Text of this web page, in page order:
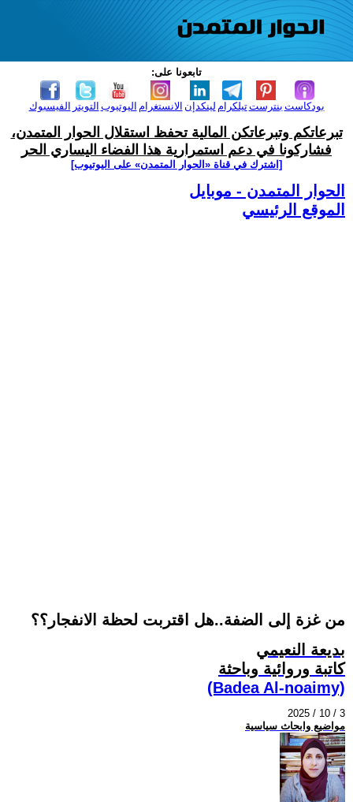
تابعونا على:
الفيسبوك التويتر اليوتيوب الانستغرام لينكدإن تيلكرامبنترست بودكاست
تبرعاتكم وتبرعاتكن المالية تحفظ استقلال الحوار المتمدن،
فشاركونا في دعم استمرارية هذا الفضاء اليساري الحر
[اشترك في قناة ‫«الحوار المتمدن» على اليوتيوب]
الحوار المتمدن - موبايل
الموقع الرئيسي
من غزة إلى الضفة..هل اقتربت لحظة الانفجار؟؟
بديعة النعيمي
كاتبة وروائية وباحثة
(Badea Al-noaimy)
2025 / 10 / 3
مواضيع وابحاث سياسية